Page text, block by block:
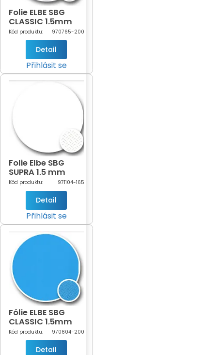
Folie ELBE SBG
CLASSIC 1,5mm
Grey šíře 2m
(šedá - 765)
Kód produktu: 970765-200
Detail
Přihlásit se
Folie Elbe SBG
SUPRA 1,5 mm
White šíře 1,65m
(bílá-104)
Kód produktu: 971104-165
Detail
Přihlásit se
Fólie ELBE SBG
CLASSIC 1,5mm
Adriatic Blue šíře
2m (modrá -
Kód produktu: 970604-200
Detail